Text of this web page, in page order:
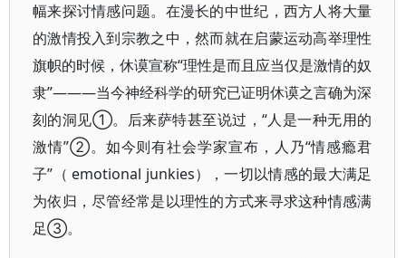
幅来探讨情感问题。在漫长的中世纪，西方人将大量
的激情投入到宗教之中，然而就在启蒙运动高举理性
旗帜的时候，休谟宣称“理性是而且应当仅是激情的奴
隶”———当今神经科学的研究已证明休谟之言确为深
刻的洞见①。后来萨特甚至说过，“人是一种无用的
激情”②。如今则有社会学家宣布，人乃“情感瘾君
子”（ emotional junkies），一切以情感的最大满足
为依归，尽管经常是以理性的方式来寻求这种情感满
足③。